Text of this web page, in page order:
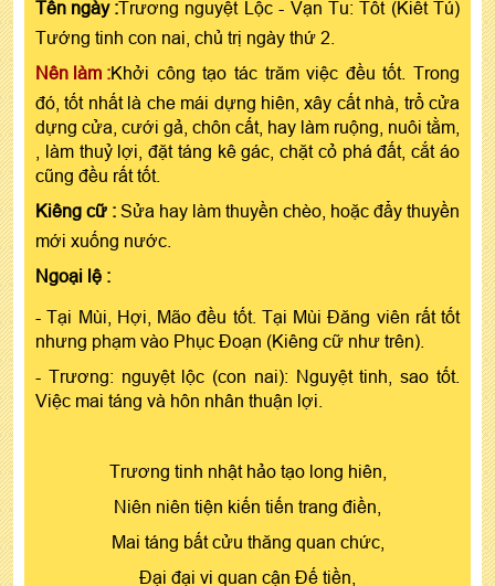
Tên ngày :Trương nguyệt Lộc - Vạn Tu: Tốt (Kiết Tú)
Tướng tinh con nai, chủ trị ngày thứ 2.
Nên làm :Khởi công tạo tác trăm việc đều tốt. Trong
đó, tốt nhất là che mái dựng hiên, xây cất nhà, trổ cửa
dựng cửa, cưới gả, chôn cất, hay làm ruộng, nuôi tằm,
, làm thuỷ lợi, đặt táng kê gác, chặt cỏ phá đất, cắt áo
cũng đều rất tốt.
Kiêng cữ : Sửa hay làm thuyền chèo, hoặc đẩy thuyền
mới xuống nước.
Ngoại lệ :
- Tại Mùi, Hợi, Mão đều tốt. Tại Mùi Đăng viên rất tốt
nhưng phạm vào Phục Đoạn (Kiêng cữ như trên).
- Trương: nguyệt lộc (con nai): Nguyệt tinh, sao tốt.
Việc mai táng và hôn nhân thuận lợi.
Trương tinh nhật hảo tạo long hiên,
Niên niên tiện kiến tiến trang điền,
Mai táng bất cửu thăng quan chức,
Đại đại vi quan cận Đế tiền,